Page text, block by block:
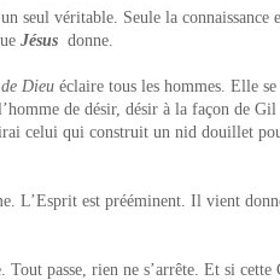
seul véritable. Seule la
Jésus donne.
Dieu éclaire tous les hommes. Elle
de désir, désir à la façon de
celui qui construit un nid douillet
L’Esprit est prééminent. Il vient
passe, rien ne s’arrête. Et si cette